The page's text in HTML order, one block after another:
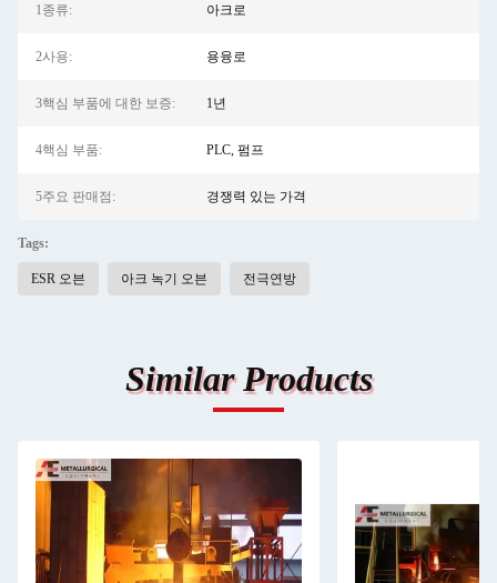
1종류: 아크로
2사용: 용융로
3핵심 부품에 대한 보증: 1년
4핵심 부품: PLC, 펌프
5주요 판매점: 경쟁력 있는 가격
Tags:
ESR 오븐 아크 녹기 오븐 전극연방
Similar Products